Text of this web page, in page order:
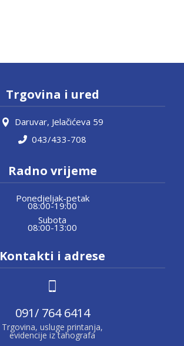
Trgovina i ured
Daruvar, Jelačićeva 59
043/433-708
Radno vrijeme
Ponedjeljak-petak
08:00-19:00
Subota
08:00-13:00
Kontakti i adrese
091/ 764 6414
Trgovina, usluge printanja,
evidencije iz tahografa